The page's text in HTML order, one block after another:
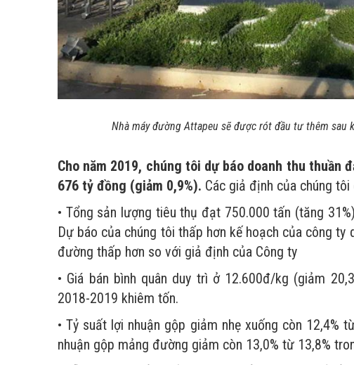
Nhà máy đường Attapeu sẽ được rót đầu tư thêm sau
Cho năm 2019, chúng tôi dự báo doanh thu thuần
676 tỷ đồng (giảm 0,9%). Các giả định của chúng tôi
• Tổng sản lượng tiêu thụ đạt 750.000 tấn (tăng
Dự báo của chúng tôi thấp hơn kế hoạch của công
đường thấp hơn so với giả định của Công ty
• Giá bán bình quân duy trì ở 12.600đ/kg (giảm
2018-2019 khiêm tốn.
• Tỷ suất lợi nhuận gộp giảm nhẹ xuống còn
nhuận gộp mảng đường giảm còn 13,0% từ 13,8%